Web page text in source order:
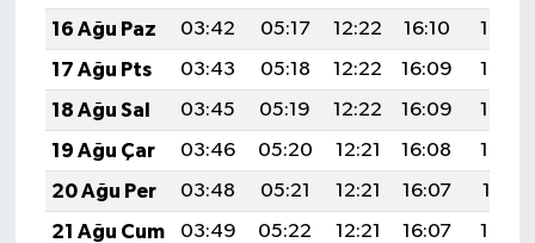
16 Ağu Paz
03:42 05:17 12:22 16:10
19:17
17 Ağu Pts
03:43 05:18 12:22 16:09
19:15
18 Ağu Sal
03:45 05:19 12:22 16:09
19:14
19 Ağu Çar
03:46 05:20 12:21 16:08
19:13
20 Ağu Per
03:48 05:21 12:21 16:07
19:11
21 Ağu Cum
03:49 05:22 12:21 16:07
19:10